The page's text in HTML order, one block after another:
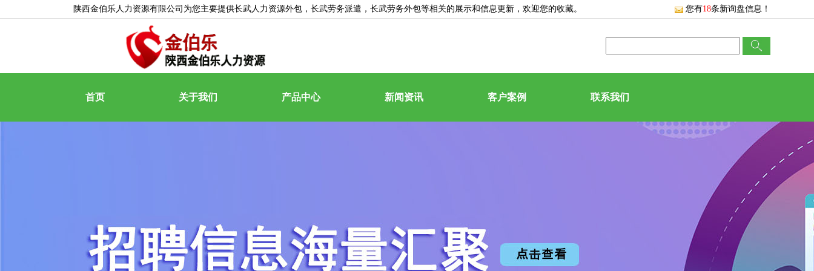
陕西金伯乐人力资源有限公司为您主要提供长武人力资源外包 ，长武劳务派遣，长武劳务外包等相关的展示和信息更新，欢迎您的收藏。 您有18条新询盘信息！
首页 关于我们 产品中心 新闻资讯 客户案例 联系我们